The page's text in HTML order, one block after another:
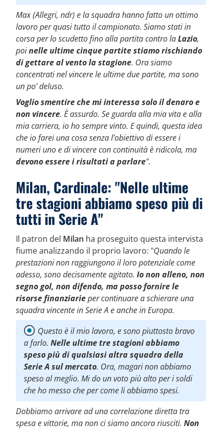
Max (Allegri, ndr) e la squadra hanno fatto un ottimo
lavoro per quasi tutto il campionato. Siamo stati in
corsa per lo scudetto fino alla partita contro laLazio,
poinelle ultime cinque partite stiamo rischiando
di gettare al vento la stagione. Ora siamo
concentrati nel vincere le ultime due partite, ma sono
un po' deluso.
Voglio smentire che mi interessa solo il denaro e
non vincere. È assurdo. Se guarda alla mia vita e alla
mia carriera, io ho sempre vinto. E quindi, questa idea
che io farei una cosa senza l’obiettivo di essere i
numeri uno e di vincere con continuità è ridicola, ma
devono essere i risultati a parlare".
Milan, Cardinale: "Nelle ultime
tre stagioni abbiamo speso più di
tutti in Serie A"
Il patron del Milan ha proseguito questa intervista
fiume analizzando il proprio lavoro: "Quando le
prestazioni non raggiungono il loro potenziale come
adesso, sono decisamente agitato. Io non alleno, non
segno gol, non difendo, ma posso fornire le
risorse finanziarieper continuare a schierare una
squadra vincente in Serie A e anche in Europa.
Questo è il mio lavoro, e sono piuttosto bravo
a farlo. Nelle ultime tre stagioni abbiamo
speso più di qualsiasi altra squadra della
Serie A sul mercato. Ora, magari non abbiamo
speso al meglio. Mi do un voto più alto per i soldi
che ho messo che per come li abbiamo spesi.
Dobbiamo arrivare ad una correlazione diretta tra
spesa e vittorie, ma non ci siamo ancora riusciti. Non